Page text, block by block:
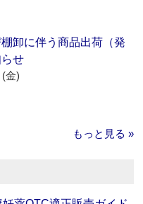
卸に伴う商品出荷（発
せ
金)
もっと見る »